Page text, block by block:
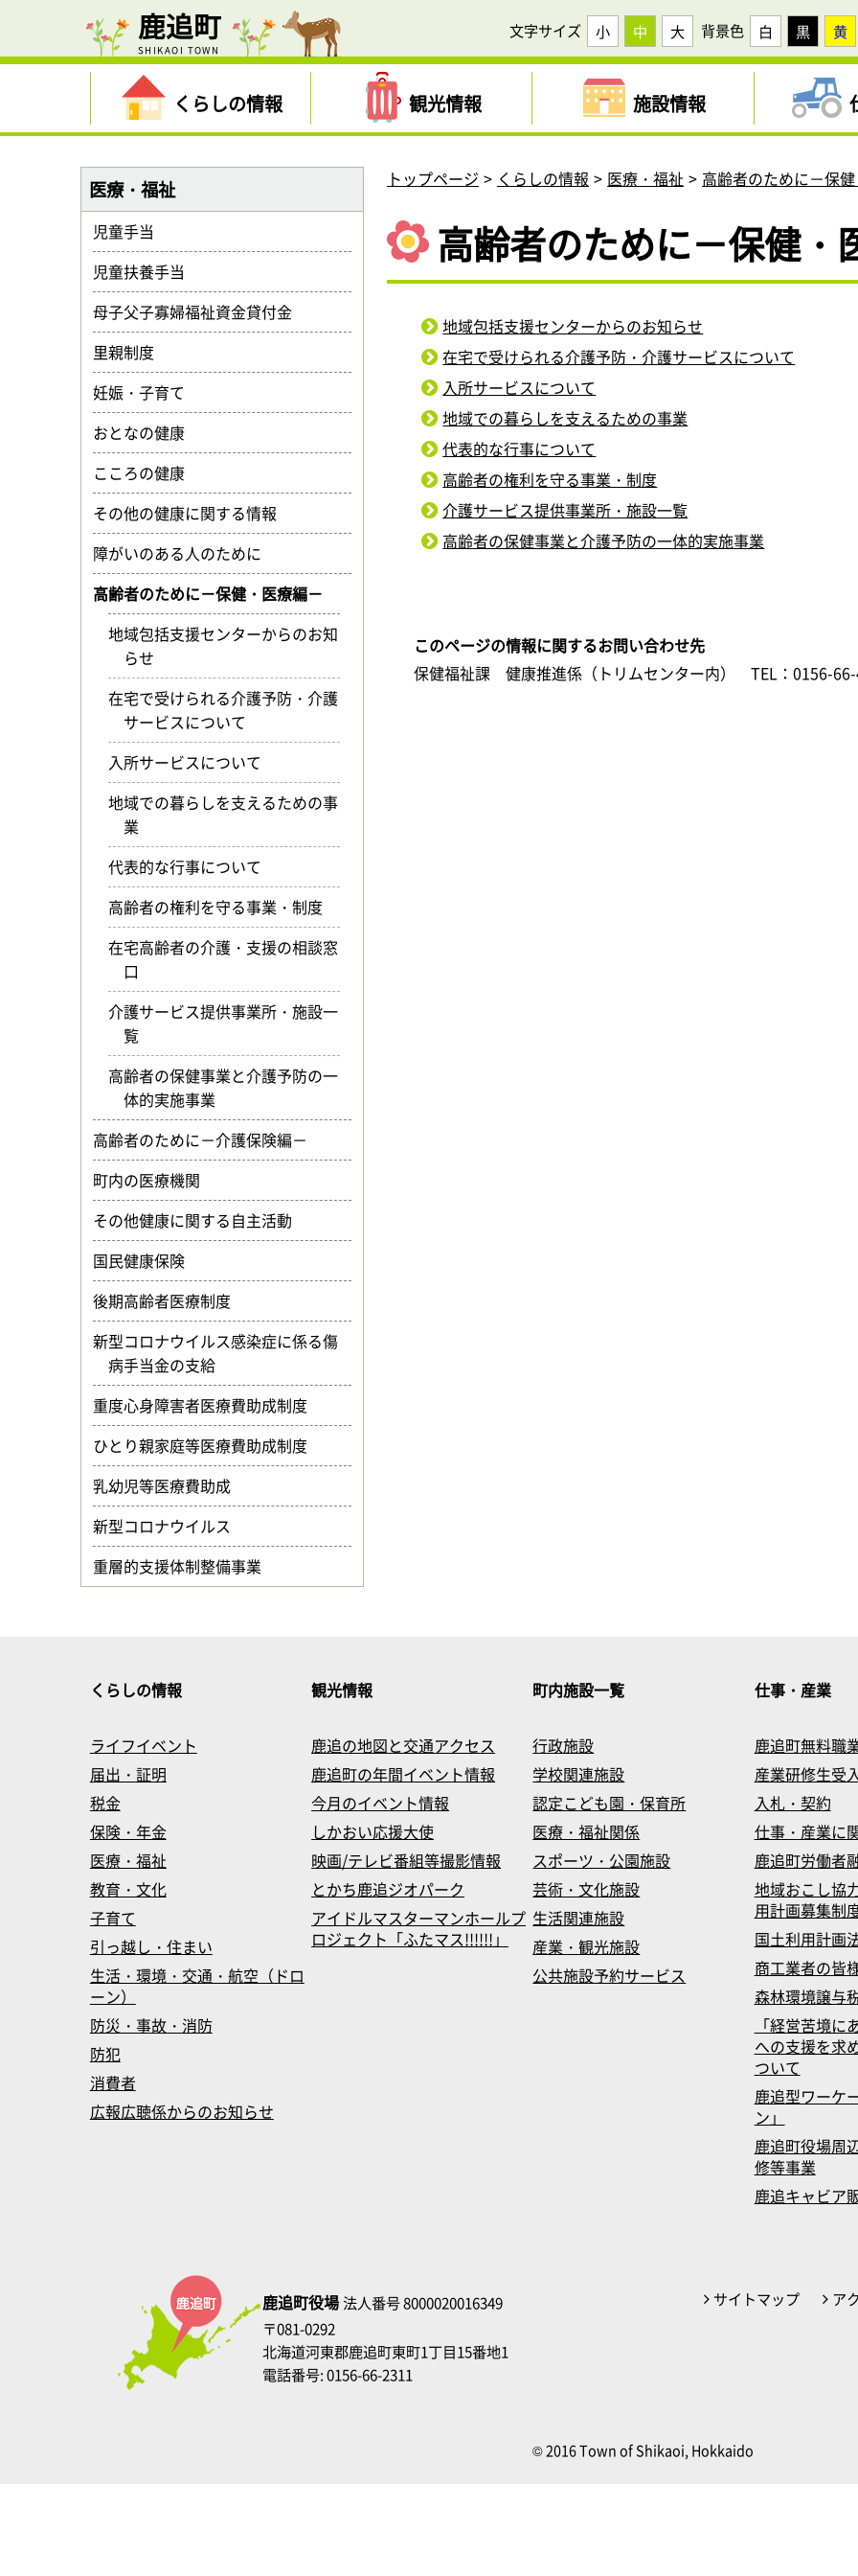
鹿追町
SHIKAOI TOWN
文字サイズ 小 中 大 背景色 白 黒 黄
くらしの情報 観光情報 施設情報
トップページ くらしの情報 医療・福祉 高齢者のために－保
高齢者のために－保健・
地域包括支援センターからのお知らせ
在宅で受けられる介護予防・介護サービスについて
入所サービスについて
地域での暮らしを支えるための事業
代表的な行事について
高齢者の権利を守る事業・制度
介護サービス提供事業所・施設一覧
高齢者の保健事業と介護予防の一体的実施事業
このページの情報に関するお問い合わせ先
保健福祉課 健康推進係（トリムセンター内）
TEL：0156-
医療・福祉
児童手当
児童扶養手当
母子父子寡婦福祉資金貸付金
里親制度
妊娠・子育て
おとなの健康
こころの健康
その他の健康に関する情報
障がいのある人のために
高齢者のために－保健・医療編－
地域包括支援センターからのお知
らせ
在宅で受けられる介護予防・介護
サービスについて
入所サービスについて
地域での暮らしを支えるための事
業
代表的な行事について
高齢者の権利を守る事業・制度
在宅高齢者の介護・支援の相談窓
口
介護サービス提供事業所・施設一
覧
高齢者の保健事業と介護予防の一
体的実施事業
高齢者のために－介護保険編－
町内の医療機関
その他健康に関する自主活動
国民健康保険
後期高齢者医療制度
新型コロナウイルス感染症に係る傷
病手当金の支給
重度心身障害者医療費助成制度
ひとり親家庭等医療費助成制度
乳幼児等医療費助成
新型コロナウイルス
重層的支援体制整備事業
くらしの情報
ライフイベント
届出・証明
税金
保険・年金
医療・福祉
教育・文化
子育て
引っ越し・住まい
生活・環境・交通・航空（ドロ
ーン）
防災・事故・消防
防犯
消費者
広報広聴係からのお知らせ
観光情報
鹿追の地図と交通アクセス
鹿追町の年間イベント情報
今月のイベント情報
しかおい応援大使
映画/テレビ番組等撮影情報
とかち鹿追ジオパーク
アイドルマスターマンホールプ
ロジェクト「ふたマス!!!!!!」
町内施設一覧
行政施設
学校関連施設
認定こども園・保育所
医療・福祉関係
スポーツ・公園施設
芸術・文化施設
生活関連施設
産業・観光施設
公共施設予約サービス
仕事・産業
鹿追町無料職
産業研修生受
入札・契約
仕事・産業に
鹿追町労働者
地域おこし協
用計画募集制
国土利用計画
商工業者の皆
森林環境譲与
「経営苦境に
への支援を求
ついて
鹿追型ワーケ
ン」
鹿追町役場周
修等事業
鹿追キャビア
サイトマップ ア
鹿追町役場法人番号 8000020016349
〒081-0292
北海道河東郡鹿追町東町1丁目15番地1
電話番号: 0156-66-2311
© 2016 Town of Shikaoi, Hokkaido